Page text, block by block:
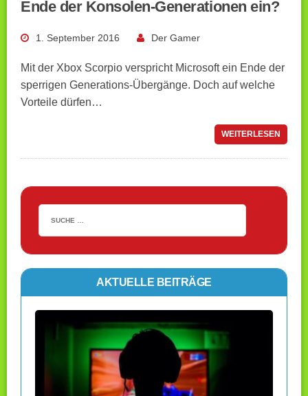
Ende der Konsolen-Generationen ein?
1. September 2016 Der Gamer
Mit der Xbox Scorpio verspricht Microsoft ein Ende der
sperrigen Generations-Übergänge. Doch auf welche
Vorteile dürfen…
WEITERLESEN
AKTUELLE BEITRÄGE